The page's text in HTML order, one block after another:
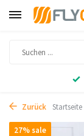
Zurück Startseite
27% sale